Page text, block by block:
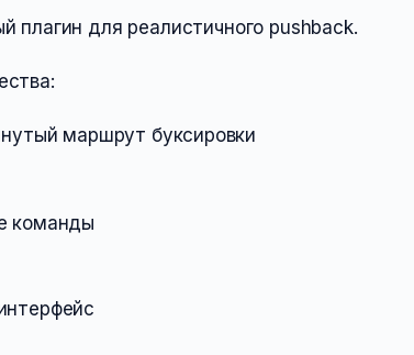
плагин для реалистичного pushback.
маршрут буксировки
команды